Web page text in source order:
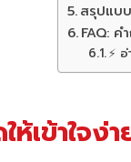
สรุปแบ
FAQ:
⚡
ห้เข้าใจง่